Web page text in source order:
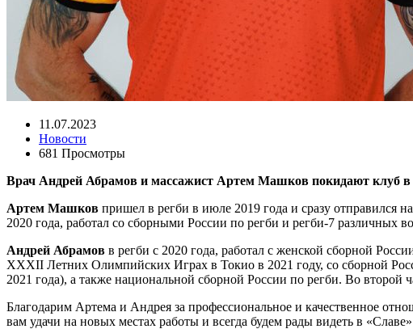
11.07.2023
Новости
681 Просмотры
Врач Андрей Абрамов и массажист Артем Машков покидают клуб в
Артем Машков пришел в регби в июле 2019 года и сразу отправился
2020 года, работал со сборными России по регби и регби-7 различных
Андрей Абрамов в регби с 2020 года, работал с женской сборной
XXXII Летних Олимпийских Играх в Токио в 2021 году, со сборной
2021 года), а также национальной сборной России по регби. Во
Благодарим Артема и Андрея за профессиональное и качественное
вам удачи на новых местах работы и всегда будем рады видеть в